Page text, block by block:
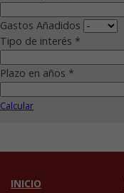
Gastos Añadidos
Tipo de interés *
Plazo en años *
Calcular
INICIO